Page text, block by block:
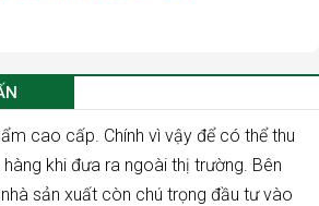
cao cấp. Chính vì vậy để có thể thu
khi đưa ra ngoài thị trường. Bên
sản xuất còn chú trọng đầu tư vào